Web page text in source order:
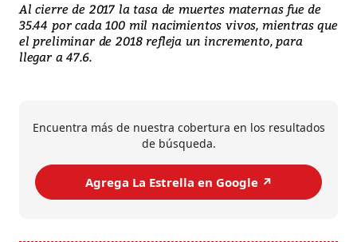
Al cierre de 2017 la tasa de muertes maternas fue de
35.44 por cada 100 mil nacimientos vivos, mientras que
el preliminar de 2018 refleja un incremento, para
llegar a 47.6.
Encuentra más de nuestra cobertura en los resultados
de búsqueda.
Agrega La Estrella en Google ↗️